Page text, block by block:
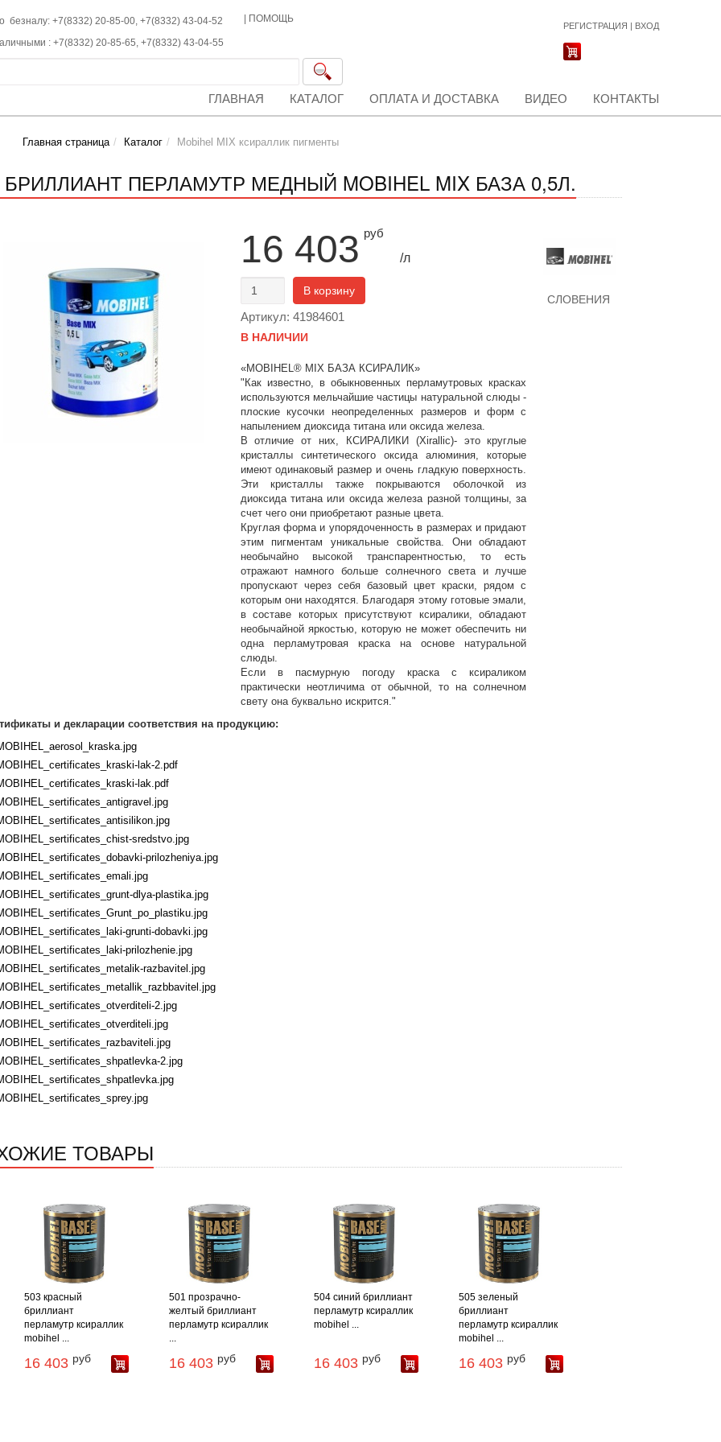
безналу: +7(8332) 20-85-00, +7(8332) 43-04-52
: +7(8332) 20-85-65, +7(8332) 43-04-55
ПОМОЩЬ
РЕГИСТРАЦИЯ | ВХОД
ГЛАВНАЯ КАТАЛОГ ОПЛАТА И ДОСТАВКА ВИДЕО КОНТАКТЫ
Главная страница Каталог Mobihel MIX ксираллик пигменты
БРИЛЛИАНТ ПЕРЛАМУТР МЕДНЫЙ MOBIHEL MIX БАЗА 0,5Л.
16 403 руб
/л
В корзину
Артикул: 41984601
В НАЛИЧИИ
«MOBIHEL® MIX БАЗА КСИРАЛИК»
"Как известно, в обыкновенных перламутровых красках
используются мельчайшие частицы натуральной слюды -
плоские кусочки неопределенных размеров и форм с
напылением диоксида титана или оксида железа.
В отличие от них, КСИРАЛИКИ (Xirallic)- это круглые
кристаллы синтетического оксида алюминия, которые
имеют одинаковый размер и очень гладкую поверхность.
Эти кристаллы также покрываются оболочкой из
диоксида титана или оксида железа разной толщины, за
счет чего они приобретают разные цвета.
Круглая форма и упорядоченность в размерах и придают
этим пигментам уникальные свойства. Они обладают
необычайно высокой транспарентностью, то есть
отражают намного больше солнечного света и лучше
пропускают через себя базовый цвет краски, рядом с
которым они находятся. Благодаря этому готовые эмали,
в составе которых присутствуют ксиралики, обладают
необычайной яркостью, которую не может обеспечить ни
одна перламутровая краска на основе натуральной
слюды.
Если в пасмурную погоду краска с ксираликом
практически неотличима от обычной, то на солнечном
свету она буквально искрится."
СЛОВЕНИЯ
и декларации соответствия на продукцию:
lak-2.pdf
lak.pdf
sredstvo.jpg
prilozheniya.jpg
dlya-plastika.jpg
grunti-dobavki.jpg
prilozhenie.jpg
razbavitel.jpg
2.jpg
2.jpg
ТОВАРЫ
503 красный
бриллиант
перламутр ксираллик
mobihel ...
16 403 руб
501 прозрачно-
желтый бриллиант
перламутр ксираллик
...
16 403 руб
504 синий бриллиант
перламутр ксираллик
mobihel ...
16 403 руб
505 зеленый
бриллиант
перламутр ксираллик
mobihel ...
16 403 руб